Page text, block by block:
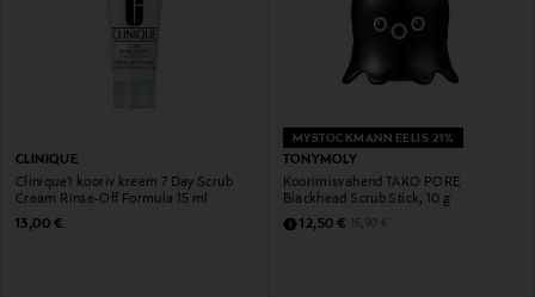
CLINIQUE
Clinique'i kooriv kreem 7 Day Scrub
Cream Rinse-Off Formula 15 ml
Original Price
13,00 €
MYSTOCKMANN EELIS 21%
TONYMOLY
Koorimisvahend TAKO PORE
Blackhead Scrub Stick, 10 g
Discounted Price
12,50 € Original Price
15,90 €